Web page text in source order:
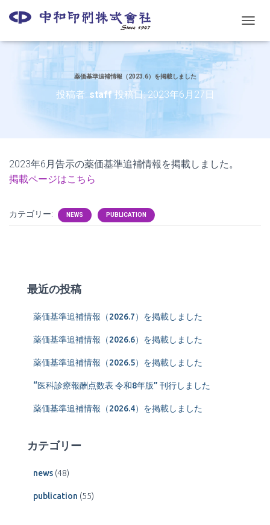
ビ
薬価基準追補情報（2023.6）を掲載しました
投稿者: staff投稿日:2023年6月27日
2023年6月告示の薬価基準追補情報を掲載しました。
掲載ページはこちら
カテゴリー: NEWS PUBLICATION
最近の投稿
薬価基準追補情報（2026.7）を掲載しました
薬価基準追補情報（2026.6）を掲載しました
薬価基準追補情報（2026.5）を掲載しました
“医科診療報酬点数表 令和8年版” 刊行しました
薬価基準追補情報（2026.4）を掲載しました
カテゴリー
news (48)
publication (55)